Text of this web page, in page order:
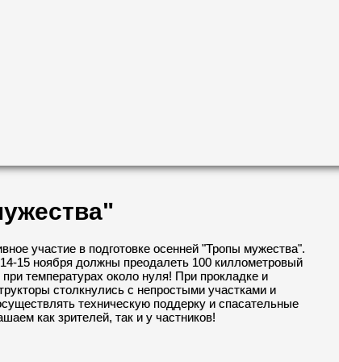
участие в подготовке осенней "Тропы мужества".
15 ноября должны преодалеть 100 киллометровый
температурах около нуля! При прокладке и
столкнулись с непростыми участками и
техническую поддерку и спасательные
как зрителей, так и у частников!